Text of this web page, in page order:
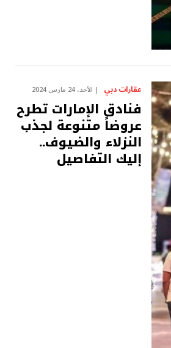
عقارات دبي الأحد، 24 مارس 2024
فنادق الإمارات تطرح
عروضاً متنوعة لجذب
النزلاء والضيوف..
إليك التفاصيل